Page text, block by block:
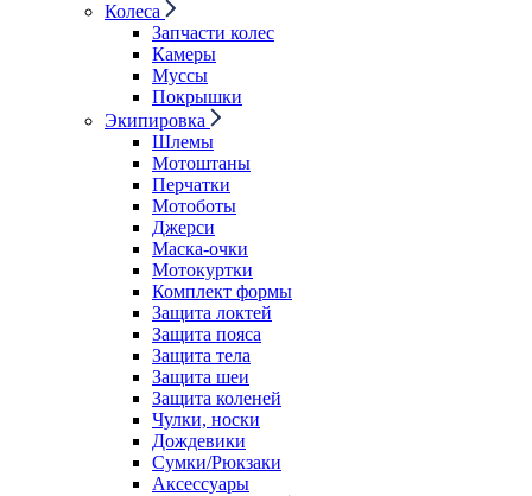
Колеса
Запчасти колес
Камеры
Муссы
Покрышки
Экипировка
Шлемы
Мотоштаны
Перчатки
Мотоботы
Джерси
Маска-очки
Мотокуртки
Комплект формы
Защита локтей
Защита пояса
Защита тела
Защита шеи
Защита коленей
Чулки, носки
Дождевики
Сумки/Рюкзаки
Аксессуары